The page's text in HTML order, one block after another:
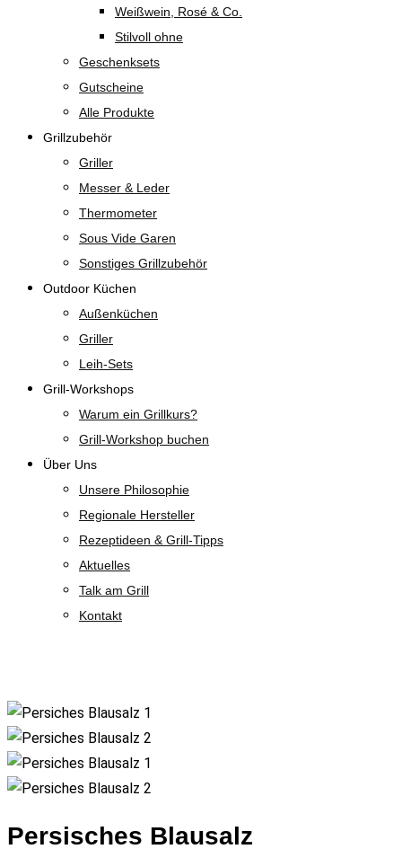
Weißwein, Rosé & Co.
Stilvoll ohne
Geschenksets
Gutscheine
Alle Produkte
Grillzubehör
Griller
Messer & Leder
Thermometer
Sous Vide Garen
Sonstiges Grillzubehör
Outdoor Küchen
Außenküchen
Griller
Leih-Sets
Grill-Workshops
Warum ein Grillkurs?
Grill-Workshop buchen
Über Uns
Unsere Philosophie
Regionale Hersteller
Rezeptideen & Grill-Tipps
Aktuelles
Talk am Grill
Kontakt
Zoom
Persisches Blausalz